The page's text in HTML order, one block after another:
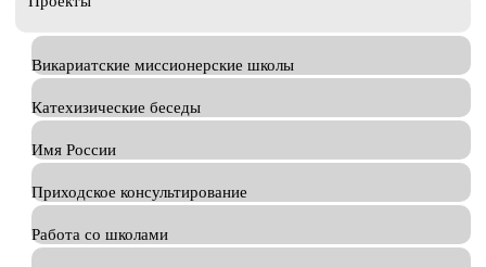
Викариатские миссионерские школы
Катехизические беседы
Имя России
Приходское консультирование
Работа со школами